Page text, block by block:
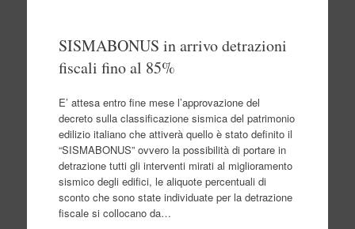
SISMABONUS in arrivo detrazioni
fiscali fino al 85%
E’ attesa entro fine mese l’approvazione del
decreto sulla classificazione sismica del patrimonio
edilizio italiano che attiverà quello è stato definito il
“SISMABONUS” ovvero la possibilità di portare in
detrazione tutti gli interventi mirati al miglioramento
sismico degli edifici, le aliquote percentuali di
sconto che sono state individuate per la detrazione
fiscale si collocano da…